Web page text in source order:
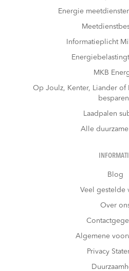
Energie
Informatieplicht
MKB
Op Joulz, Kenter, Liander of
Laadpalen
Alle
Blog
Veel gestelde
Over
Algemene
Privacy